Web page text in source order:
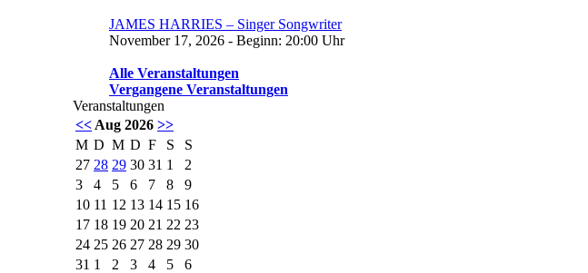
JAMES HARRIES – Singer Songwriter
November 17, 2026 - Beginn: 20:00 Uhr
Alle Veranstaltungen
Vergangene Veranstaltungen
Veranstaltungen
<< Aug 2026 >>
M D M D F S
S
27 28 29 30 31 1
2
3
4 5 6 7 8
9
10 11 12 13 14 15 16
17 18 19 20 21 22 23
24 25 26 27 28 29 30
31 1 2 3 4 5
6